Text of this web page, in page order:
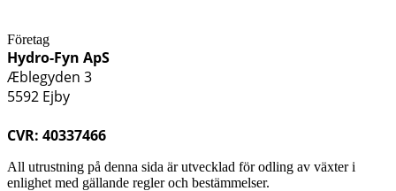
Företag
Hydro-Fyn ApS
Æblegyden 3
5592 Ejby
CVR: 40337466
All utrustning på denna sida är utvecklad för odling av växter i
enlighet med gällande regler och bestämmelser.